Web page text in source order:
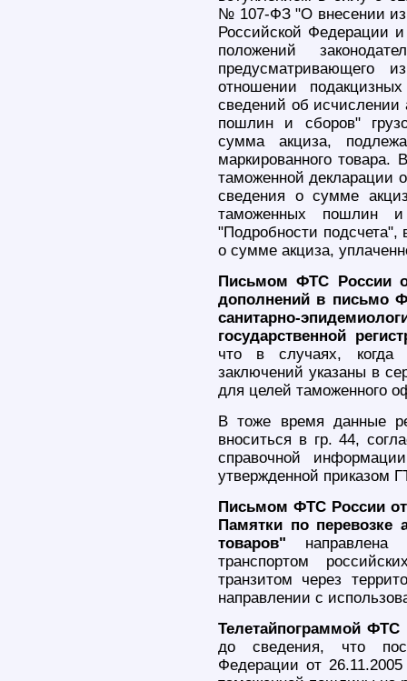
№ 107-ФЗ "О внесении
Российской Федерации
положений
предусматривающего
отношении
сведений об
пошлин и сборов"
сумма акциза,
маркированного товара.
таможенной декларации
сведения о сумме
таможенных пошлин
"Подробности подсчета",
о сумме акциза,
Письмом ФТС России
дополнений в письмо
санитарно-
государственной
что в случаях, когда
заключений указаны в
для целей таможенного
В тоже время данные
вноситься в гр. 44,
справочной
утвержденной приказом
Письмом ФТС России от
Памятки по перевозке
товаров" направлена
транспортом
транзитом через
направлении с
Телетайпограммой
до сведения, что
Федерации от